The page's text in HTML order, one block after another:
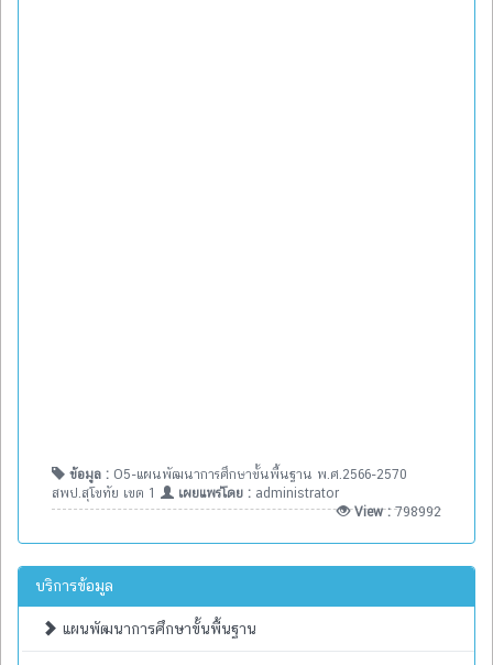
ข้อมูล : O5-แผนพัฒนาการศึกษาขั้นพื้นฐาน พ.ศ.2566-2570
สพป.สุโขทัย เขต 1
เผยแพร่โดย : administrator
View :798992
บริการข้อมูล
แผนพัฒนาการศึกษาขั้นพื้นฐาน